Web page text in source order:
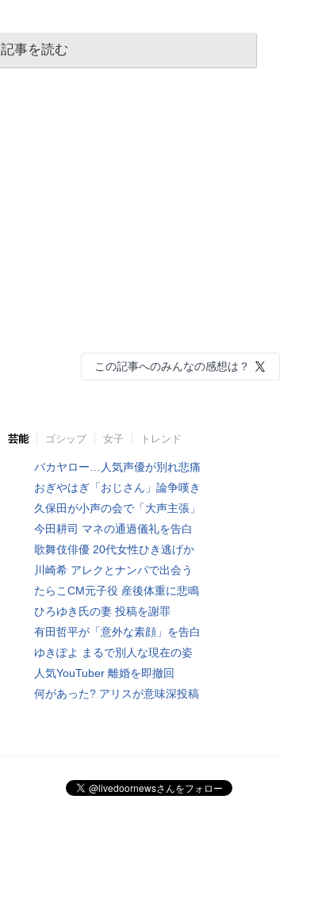
記事を読む
この記事へのみんなの感想は？
芸能 ゴシップ 女子 トレンド
バカヤロー…人気声優が別れ悲痛
おぎやはぎ「おじさん」論争嘆き
久保田が小声の会で「大声主張」
今田耕司 マネの通過儀礼を告白
歌舞伎俳優 20代女性ひき逃げか
川崎希 アレクとナンパで出会う
たらこCM元子役 産後体重に悲鳴
ひろゆき氏の妻 投稿を謝罪
有田哲平が「意外な素顔」を告白
ゆきぽよ まるで別人な現在の姿
人気YouTuber 離婚を即撤回
何があった? アリスが意味深投稿